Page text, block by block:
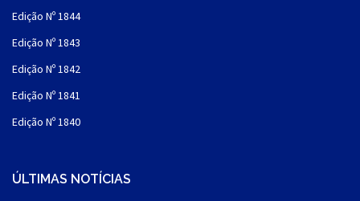
Edição Nº 1844
Edição Nº 1843
Edição Nº 1842
Edição Nº 1841
Edição Nº 1840
ÚLTIMAS NOTÍCIAS